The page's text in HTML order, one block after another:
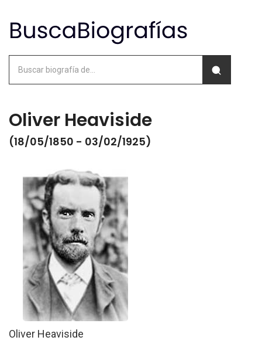
Oliver Heaviside
(18/05/1850 - 03/02/1925)
Oliver Heaviside